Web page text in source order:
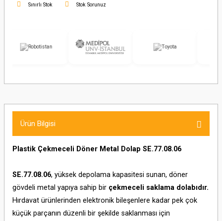
Sınırlı Stok Stok Sorunuz
Ürün Bilgisi
Plastik Çekmeceli Döner Metal Dolap SE.77.08.06
SE.77.08.06, yüksek depolama kapasitesi sunan, döner
gövdeli metal yapıya sahip bir çekmeceli saklama dolabıdır.
Hırdavat ürünlerinden elektronik bileşenlere kadar pek çok
küçük parçanın düzenli bir şekilde saklanması için